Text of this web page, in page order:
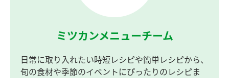
ミツカンメニューチーム
日常に取り入れたい時短レシピや簡単レシピから、
旬の食材や季節のイベントにぴったりのレシピま